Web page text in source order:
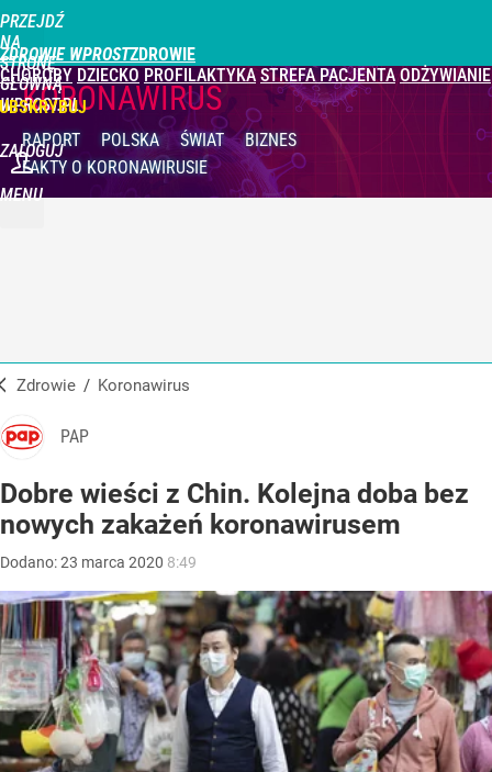
PRZEJDŹ
NA
STRONĘ
GŁÓWNĄ
WPROST.PL
ZDROWIE WPROST
CHOROBY DZIECKO PROFILAKTYKA STREFA PACJENTA ODŻYWIANIE
ZALOGUJ
MENU
KORONAWIRUS
RAPORT POLSKA ŚWIAT
BIZNES
FAKTY O KORONAWIRUSIE
Zdrowie / Koronawirus
PAP
Dobre wieści z Chin. Kolejna doba bez
nowych zakażeń koronawirusem
Dodano:23 marca 2020 8:49